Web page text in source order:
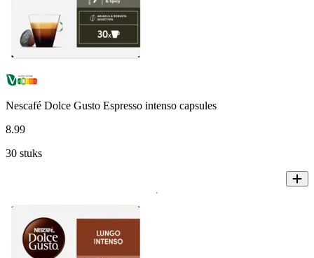
Nescafé Dolce Gusto Espresso intenso capsules
8.99
30 stuks